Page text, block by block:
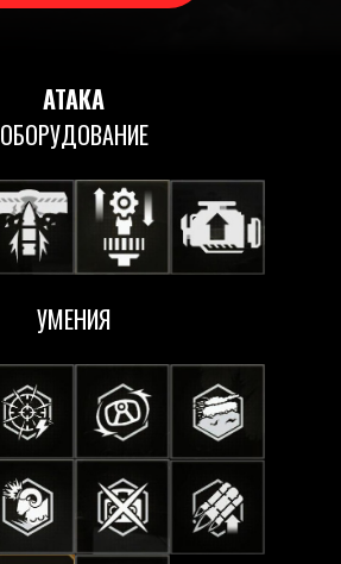
АТАКА
ОБОРУДОВАНИЕ
УМЕНИЯ